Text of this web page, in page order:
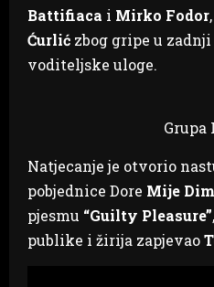
Battifiaca i Mirko Fodor
Ćurlić zbog gripe u
voditeljske uloge.
Grupa
Natjecanje je otvorio
pobjednice Dore Mije
pjesmu “Guilty Pleasure”
publike i žirija zapjevao